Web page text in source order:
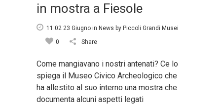
in mostra a Fiesole
11:02 23 Giugno in News by Piccoli Grandi Musei
0
Share
Come mangiavano i nostri antenati? Ce lo
spiega il Museo Civico Archeologico che
ha allestito al suo interno una mostra che
documenta alcuni aspetti legati